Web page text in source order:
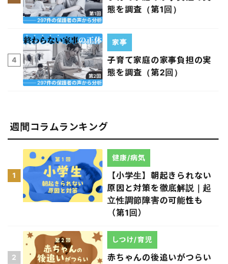
態を調査（第1回）
4
子育て家庭の家事負担の実
態を調査（第2回）
家事
週間コラムランキング
1
【小学生】朝起きられない
原因と対策を徹底解説｜起
立性調節障害の可能性も
（第1回）
健康/病気
2
赤ちゃんの後追いがつらい
しつけ/育児